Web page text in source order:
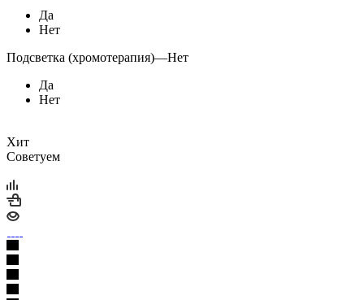
Да
Нет
Подсветка (хромотерапия)—Нет
Да
Нет
Хит
Советуем